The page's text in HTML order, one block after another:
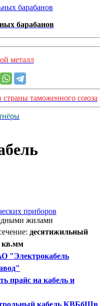
барабанов
металл
страны таможенного союза
приборов
жилами
десятижильный
кв.мм
"Электрокабель
прайс на кабель и
кабель КВБбШв